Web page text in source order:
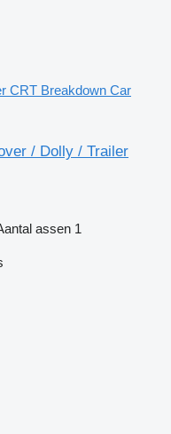
CRT Breakdown Car
/ Dolly / Trailer
assen 1